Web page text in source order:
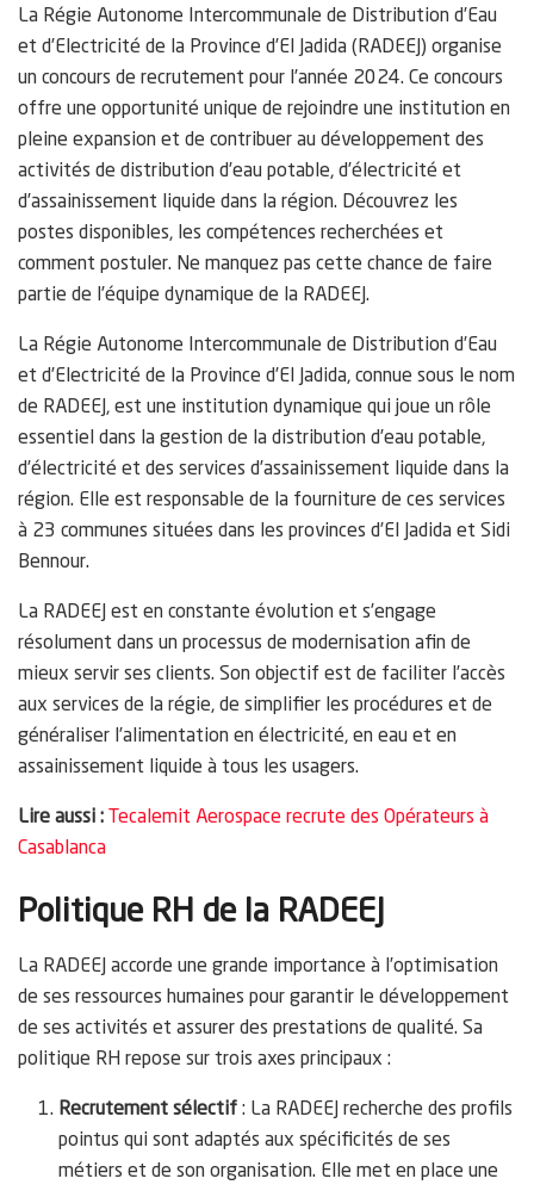
La Régie Autonome Intercommunale de Distribution d’Eau
et d’Electricité de la Province d’El Jadida (RADEEJ) organise
un concours de recrutement pour l’année 2024. Ce concours
offre une opportunité unique de rejoindre une institution en
pleine expansion et de contribuer au développement des
activités de distribution d’eau potable, d’électricité et
d’assainissement liquide dans la région. Découvrez les
postes disponibles, les compétences recherchées et
comment postuler. Ne manquez pas cette chance de faire
partie de l’équipe dynamique de la RADEEJ.
La Régie Autonome Intercommunale de Distribution d’Eau
et d’Electricité de la Province d’El Jadida, connue sous le nom
de RADEEJ, est une institution dynamique qui joue un rôle
essentiel dans la gestion de la distribution d’eau potable,
d’électricité et des services d’assainissement liquide dans la
région. Elle est responsable de la fourniture de ces services
à 23 communes situées dans les provinces d’El Jadida et Sidi
Bennour.
La RADEEJ est en constante évolution et s’engage
résolument dans un processus de modernisation afin de
mieux servir ses clients. Son objectif est de faciliter l’accès
aux services de la régie, de simplifier les procédures et de
généraliser l’alimentation en électricité, en eau et en
assainissement liquide à tous les usagers.
Lire aussi : Tecalemit Aerospace recrute des Opérateurs à
Casablanca
Politique RH de la RADEEJ
La RADEEJ accorde une grande importance à l’optimisation
de ses ressources humaines pour garantir le développement
de ses activités et assurer des prestations de qualité. Sa
politique RH repose sur trois axes principaux :
Recrutement sélectif : La RADEEJ recherche des profils
pointus qui sont adaptés aux spécificités de ses
métiers et de son organisation. Elle met en place une